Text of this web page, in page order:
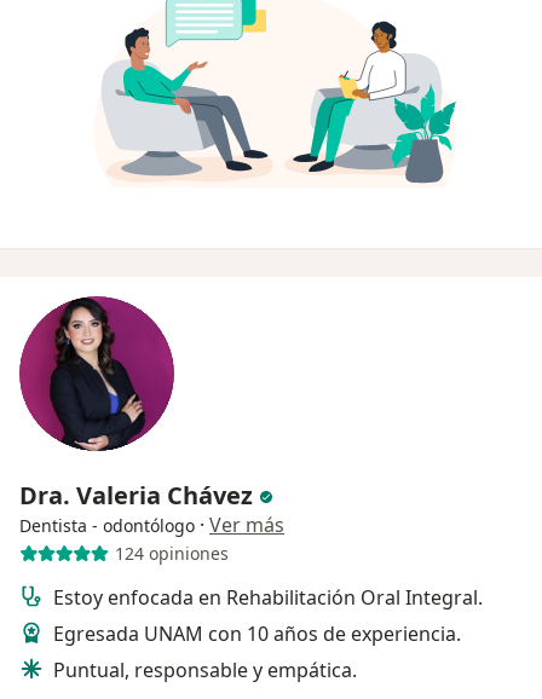
Dra. Valeria Chávez
Dentista - odontólogo · Ver más
124 opiniones
Estoy enfocada en Rehabilitación Oral Integral.
Egresada UNAM con 10 años de experiencia.
Puntual, responsable y empática.